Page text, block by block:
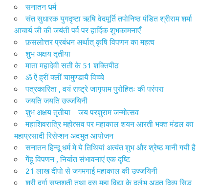
सनातन धर्म
संत सुधारक युगदृष्टा ऋषि वेदमूर्ति तपोनिष्ठ पंडित श्रीराम शर्मा
आचार्य जी की जयंती पर्व पर हार्दिक शुभकामनाएँ
फ़सलोत्तर प्रबंधन अर्थात् कृषि विपणन का महत्व
शुभ अक्षय तृतीया
माता महादेवी सती के 51 शक्तिपीठ
ॐ ऐं ह्रीं क्लीं चामुण्डायै विच्चे
पत्रकारिता , वयं राष्ट्रे जागृयाम पुरोहितः की परंपरा
जयति जयति उज्जयिनी
शुभ अक्षय तृतीया – जय परशुराम जन्मोत्सव
महाशिवरात्रि महोत्सव पर महाकाल शयन आरती भक्त मंडल का
महाप्रसादी रिसेप्शन अदभुत आयोजन
सनातन हिन्दू धर्म मे ये तिथियां अत्यंत शुभ और श्रेष्ठ मानी गयी है
गेंहू विपणन , निर्यात संभावनाएं एक दृष्टि
21 लाख दीपो से जगमगाई महाकाल की उज्जयिनी
श्री दुर्गा सप्तशती तथा दस महा विद्या के दुर्लभ अद्भुत दिव्य सिद्ध